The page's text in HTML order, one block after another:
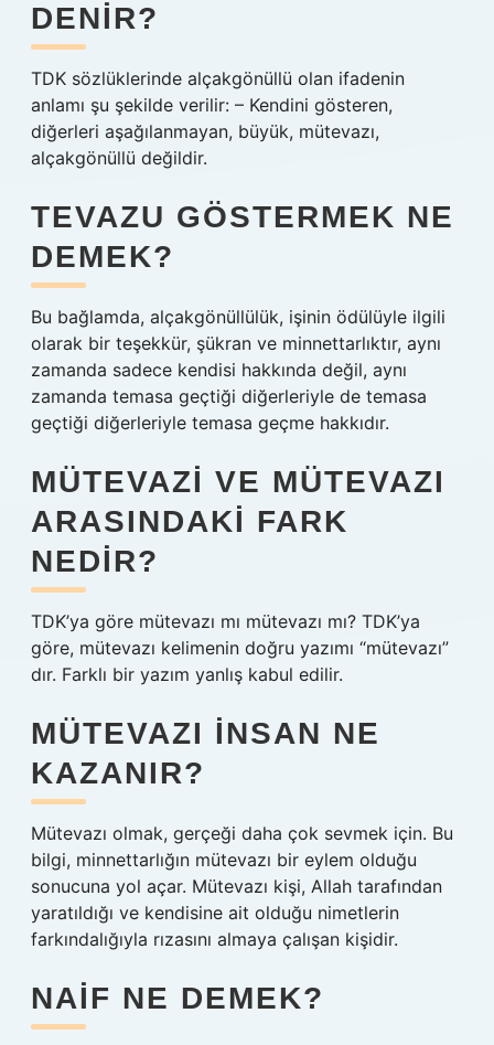
DENIR?
TDK sözlüklerinde alçakgönüllü olan ifadenin
anlamı şu şekilde verilir: – Kendini gösteren,
diğerleri aşağılanmayan, büyük, mütevazı,
alçakgönüllü değildir.
TEVAZU GÖSTERMEK NE
DEMEK?
Bu bağlamda, alçakgönüllülük, işinin ödülüyle ilgili
olarak bir teşekkür, şükran ve minnettarlıktır, aynı
zamanda sadece kendisi hakkında değil, aynı
zamanda temasa geçtiği diğerleriyle de temasa
geçtiği diğerleriyle temasa geçme hakkıdır.
MÜTEVAZI VE MÜTEVAZI
ARASINDAKI FARK
NEDIR?
TDK’ya göre mütevazı mı mütevazı mı? TDK’ya
göre, mütevazı kelimenin doğru yazımı “mütevazı”
dır. Farklı bir yazım yanlış kabul edilir.
MÜTEVAZI INSAN NE
KAZANIR?
Mütevazı olmak, gerçeği daha çok sevmek için. Bu
bilgi, minnettarlığın mütevazı bir eylem olduğu
sonucuna yol açar. Mütevazı kişi, Allah tarafından
yaratıldığı ve kendisine ait olduğu nimetlerin
farkındalığıyla rızasını almaya çalışan kişidir.
NAIF NE DEMEK?